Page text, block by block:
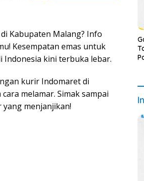
Kabupaten Malang? Info
Kesempatan emas untuk
kini terbuka lebar.
kurir Indomaret di
melamar. Simak sampai
menjanjikan!